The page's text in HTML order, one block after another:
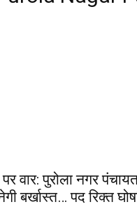
पर वार: पुरोला नगर
बर्खास्त… पद रिक्त